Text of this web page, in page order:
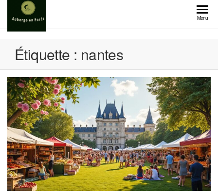
content
Menu
Étiquette : nantes